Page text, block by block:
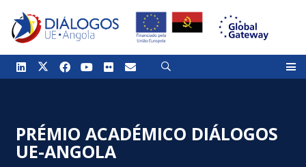
PRÉMIO ACADÉMICO DIÁLOGOS
UE-ANGOLA